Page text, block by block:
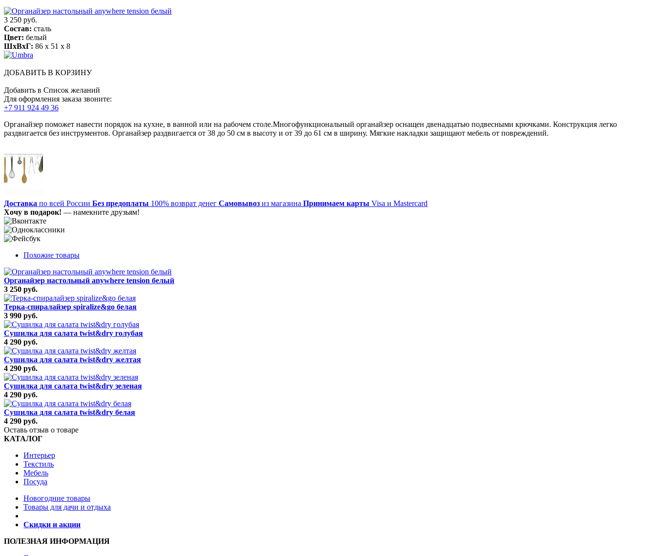
3 250 руб.
Состав: сталь
Цвет: белый
ШхВхГ: 86 x 51 x 8
ДОБАВИТЬ В КОРЗИНУ
Добавить в Список желаний
Для оформления заказа звоните:
+7 911 924 49 36
Органайзер поможет навести порядок на кухне, в ванной или на рабочем столе.Многофункциональный органайзер оснащен двенадцатью подвесными крючками. Конструкция легко
раздвигается без инструментов. Органайзер раздвигается от 38 до 50 см в высоту и от 39 до 61 см в ширину. Мягкие накладки защищают мебель от повреждений.
Доставка по всей России Без предоплаты 100% возврат денег Самовывоз из магазина Принимаем карты Visa и Mastercard
Хочу в подарок! — намекните друзьям!
Похожие товары
Органайзер настольный anywhere tension белый
3 250 руб.
Терка-спиралайзер spiralize&go белая
3 990 руб.
Сушилка для салата twist&dry голубая
4 290 руб.
Сушилка для салата twist&dry желтая
4 290 руб.
Сушилка для салата twist&dry зеленая
4 290 руб.
Сушилка для салата twist&dry белая
4 290 руб.
Оставь отзыв о товаре
КАТАЛОГ
Интерьер
Текстиль
Мебель
Посуда
Новогодние товары
Товары для дачи и отдыха
Скидки и акции
ПОЛЕЗНАЯ ИНФОРМАЦИЯ